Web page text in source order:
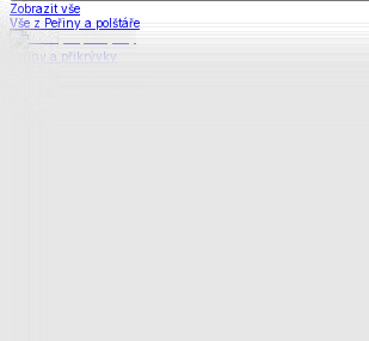
Zobrazit vše
Vše z Peřiny a polštáře
Peřiny a přikrývky